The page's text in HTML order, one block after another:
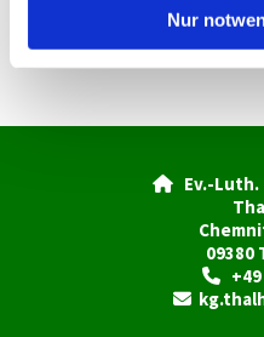
Nur

Ev.-
09380
+49
